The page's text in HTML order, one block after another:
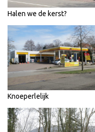
Halen we de kerst?
Knoeperlelijk